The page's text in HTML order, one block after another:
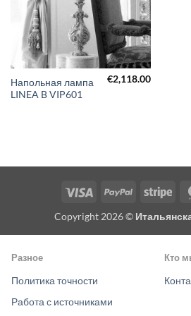
Напольная лампа
LINEA B VIP601
€2,118.00
Visa PayPal
Copyright 2026 ©
Разное
Политика точности
Работа с источниками
Кто